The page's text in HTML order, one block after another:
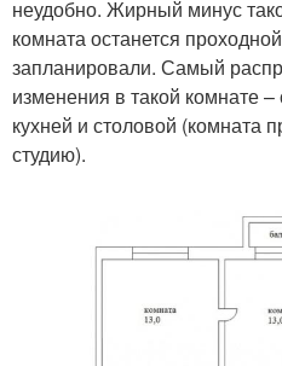
неудобно. Жирный минус
комната останется
запланировали. Самый
изменения в такой комнате
кухней и столовой (комната
студию).